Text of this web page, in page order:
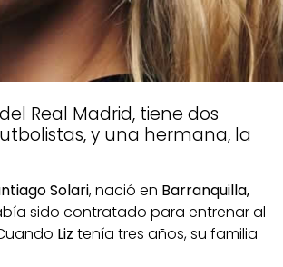
Real Madrid, tiene dos
y una hermana, la
Solari, nació en Barranquilla,
sido contratado para entrenar al
Liz tenía tres años, su familia